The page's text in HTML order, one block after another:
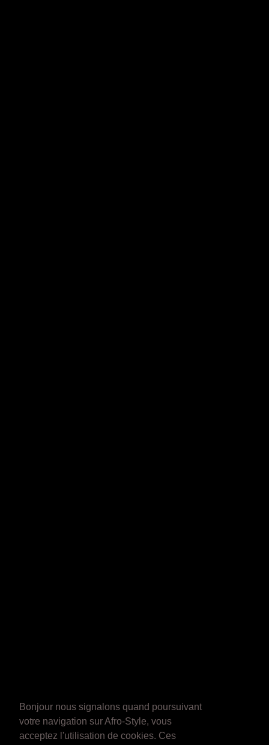
Bonjour nous signalons quand poursuivant
votre navigation sur Afro-Style, vous
acceptez l'utilisation de cookies. Ces